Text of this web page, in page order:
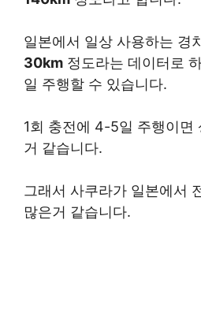
일본에서 일상 사용하는 경
30km 정도라는 데이터로
일 주행할 수 있습니다.
1회 충전에 4-5일 주행이면
거 같습니다.
그래서 사쿠라가 일본에서
많은거 같습니다.